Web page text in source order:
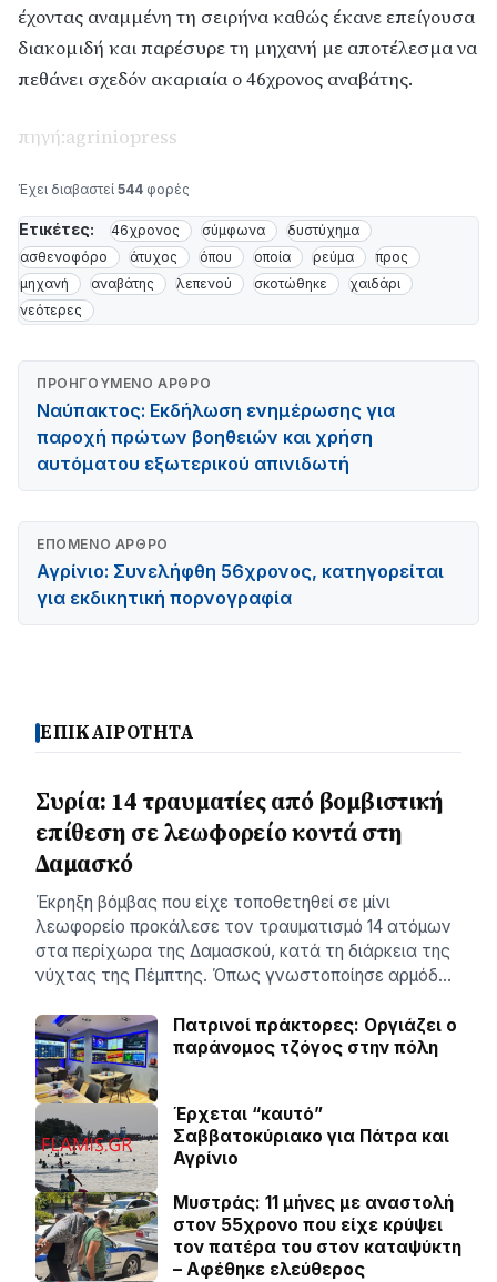
έχοντας αναμμένη τη σειρήνα καθώς έκανε επείγουσα
διακομιδή και παρέσυρε τη μηχανή με αποτέλεσμα να
πεθάνει σχεδόν ακαριαία ο 46χρονος αναβάτης.
πηγή:agriniopress
Έχει διαβαστεί 544 φορές
Ετικέτες: 46χρονος σύμφωνα
δυστύχημα
ασθενοφόρο
άτυχος όπου οποία ρεύμα
προς
μηχανή
αναβάτης λεπενού σκοτώθηκε
χαιδάρι
νεότερες
ΠΡΟΗΓΟΎΜΕΝΟ ΆΡΘΡΟ
Ναύπακτος: Eκδήλωση ενημέρωσης για
παροχή πρώτων βοηθειών και χρήση
αυτόματου εξωτερικού απινιδωτή
ΕΠΌΜΕΝΟ ΆΡΘΡΟ
Αγρίνιο: Συνελήφθη 56χρονος, κατηγορείται
για εκδικητική πορνογραφία
ΕΠΙΚΑΙΡΟΤΗΤΑ
Συρία: 14 τραυματίες από βομβιστική
επίθεση σε λεωφορείο κοντά στη
Δαμασκό
Έκρηξη βόμβας που είχε τοποθετηθεί σε μίνι
λεωφορείο προκάλεσε τον τραυματισμό 14 ατόμων
στα περίχωρα της Δαμασκού, κατά τη διάρκεια της
νύχτας της Πέμπτης. Όπως γνωστοποίησε αρμόδ…
Πατρινοί πράκτορες: Οργιάζει ο
παράνομος τζόγος στην πόλη
Έρχεται “καυτό”
Σαββατοκύριακο για Πάτρα και
Αγρίνιο
Μυστράς: 11 μήνες με αναστολή
στον 55χρονο που είχε κρύψει
τον πατέρα του στον καταψύκτη
– Αφέθηκε ελεύθερος